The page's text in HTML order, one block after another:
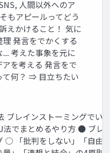
⼈間以外へのア
もアピールってどう
えかけること！ 気に
発⾔をでかくする
考えた事象を元に
を考える 発⾔をで
て何？ ⇒ ⽬⽴ちたい
ブレインストーミングでい
法でまとめるやり⽅ ● ブレ
○ 「批判をしない」「⾃由